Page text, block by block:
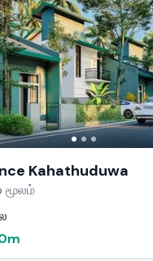
Kahathuduwa
மூலம்